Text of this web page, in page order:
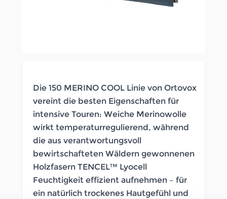
Die 150 MERINO COOL Linie von Ortovox
vereint die besten Eigenschaften für
intensive Touren: Weiche Merinowolle
wirkt temperaturregulierend, während
die aus verantwortungsvoll
bewirtschafteten Wäldern gewonnenen
Holzfasern TENCEL™ Lyocell
Feuchtigkeit effizient aufnehmen – für
ein natürlich trockenes Hautgefühl und